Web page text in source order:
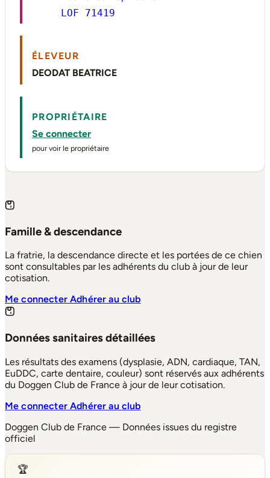
LOF 71419
ÉLEVEUR
DEODAT BEATRICE
PROPRIÉTAIRE
Se connecter
pour voir le propriétaire
Famille & descendance
La fratrie, la descendance directe et les portées de ce chien
sont consultables par les adhérents du club à jour de leur
cotisation.
Me connecterAdhérer au club
Données sanitaires détaillées
Les résultats des examens (dysplasie, ADN, cardiaque, TAN,
EuDDC, carte dentaire, couleur) sont réservés aux adhérents
du Doggen Club de France à jour de leur cotisation.
Me connecterAdhérer au club
Doggen Club de France — Données issues du registre
officiel
🏆